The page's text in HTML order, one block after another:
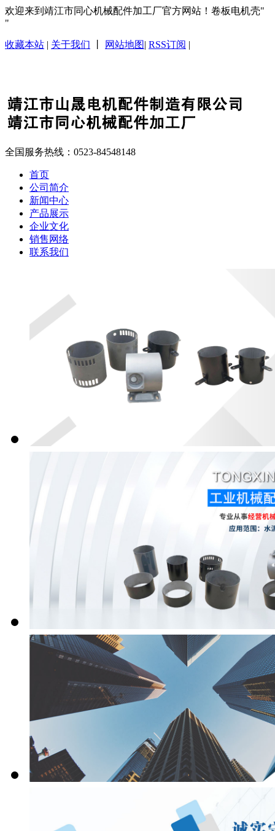
欢迎来到靖江市同心机械配件加工厂官方网站！卷板电机壳
收藏本站 | 关于我们 网站地图| RSS订阅 |
全国服务热线： 0523-84548148
首页
公司简介
新闻中心
产品展示
企业文化
销售网络
联系我们